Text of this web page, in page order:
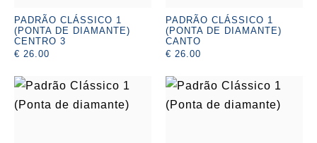
PADRÃO CLÁSSICO 1
(PONTA DE DIAMANTE)
CENTRO 3
€ 26.00
PADRÃO CLÁSSICO 1
(PONTA DE DIAMANTE)
CANTO
€ 26.00